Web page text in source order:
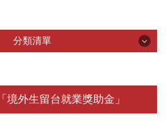
分類清單
境外生留台就業獎助金」